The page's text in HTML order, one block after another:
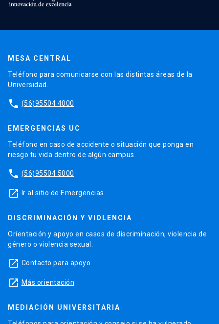
MESA CENTRAL
Teléfono para comunicarse con las distintas áreas de la
Universidad.
phone (56)95504 4000
EMERGENCIAS UC
Teléfono en caso de accidente o situación que ponga en
riesgo tu vida dentro de algún campus.
phone (56)95504 5000
launch Ir al sitio de Emergencias
DISCRIMINACIÓN Y VIOLENCIA
Orientación y apoyo en casos de discriminación, violencia de
género o violencia sexual.
launch Contacto para apoyo
launch Más orientación
MEDIACIÓN UNIVERSITARIA